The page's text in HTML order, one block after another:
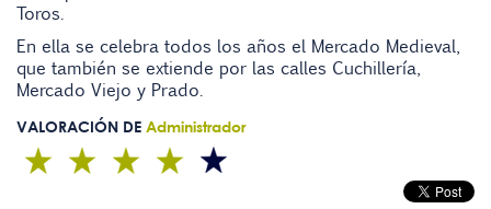
Toros.
En ella se celebra todos los años el Mercado Medieval,
que también se extiende por las calles Cuchillería,
Mercado Viejo y Prado.
VALORACIÓN DE Administrador